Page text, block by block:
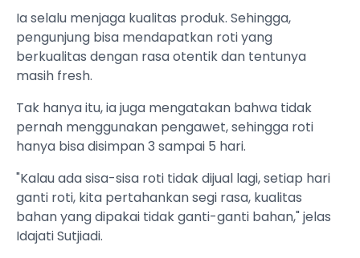
Ia selalu menjaga kualitas produk. Sehingga,
pengunjung bisa mendapatkan roti yang
berkualitas dengan rasa otentik dan tentunya
masih fresh.
Tak hanya itu, ia juga mengatakan bahwa tidak
pernah menggunakan pengawet, sehingga roti
hanya bisa disimpan 3 sampai 5 hari.
"Kalau ada sisa-sisa roti tidak dijual lagi, setiap hari
ganti roti, kita pertahankan segi rasa, kualitas
bahan yang dipakai tidak ganti-ganti bahan," jelas
Idajati Sutjiadi.